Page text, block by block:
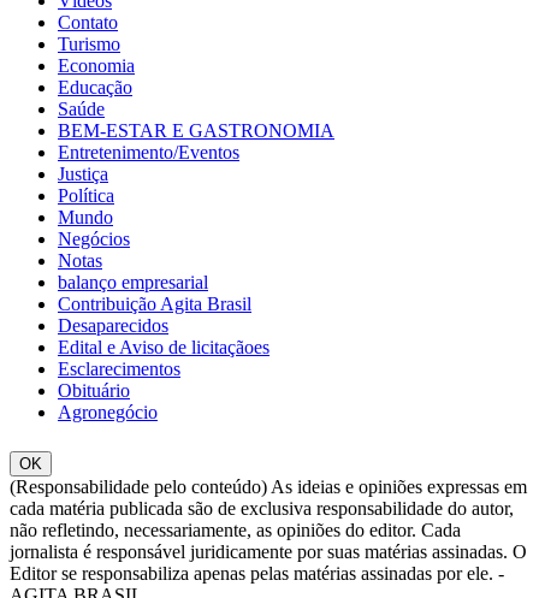
Contato
Turismo
Economia
Educação
Saúde
BEM-ESTAR E GASTRONOMIA
Entretenimento/Eventos
Justiça
Política
Mundo
Negócios
Notas
balanço empresarial
Contribuição Agita Brasil
Desaparecidos
Edital e Aviso de licitaçãoes
Esclarecimentos
Obituário
Agronegócio
OK
(Responsabilidade pelo conteúdo) As ideias e opiniões expressas em
cada matéria publicada são de exclusiva responsabilidade do autor,
não refletindo, necessariamente, as opiniões do editor. Cada
jornalista é responsável juridicamente por suas matérias assinadas. O
Editor se responsabiliza apenas pelas matérias assinadas por ele. -